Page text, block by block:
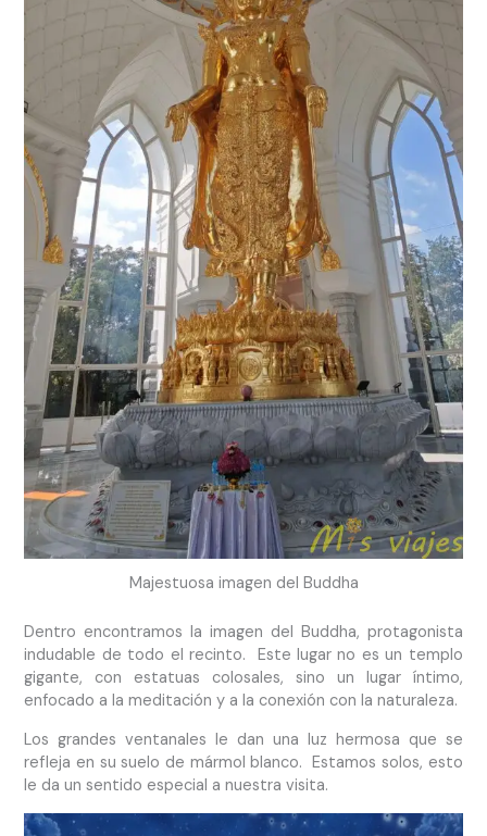
Majestuosa imagen del Buddha
Dentro encontramos la imagen del Buddha, protagonista
indudable de todo el recinto. Este lugar no es un templo
gigante, con estatuas colosales, sino un lugar íntimo,
enfocado a la meditación y a la conexión con la naturaleza.
Los grandes ventanales le dan una luz hermosa que se
refleja en su suelo de mármol blanco. Estamos solos, esto
le da un sentido especial a nuestra visita.